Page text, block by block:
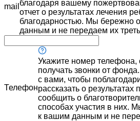
mail благодаря вашему
отчет о результатах лечения
благодарностью. Мы бережно
данным и не передаем их
Телефон
Укажите номер телефона,
получать звонки от
с вами, чтобы
рассказать о
сообщить о
способах участия в них.
к вашим данным и не